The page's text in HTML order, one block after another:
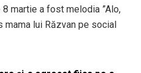
8 martie a fost melodia ”Alo,
mama lui Răzvan pe social